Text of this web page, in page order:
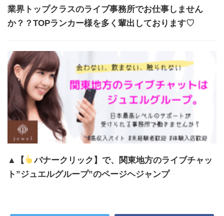
業界トップクラスのライブ事務所でお仕事しません
か？？TOPランカー様を多く輩出しております♡
▲【
バナークリック】で、関東地方のライブチャッ
ト”ジュエルグループ”のページヘジャンプ